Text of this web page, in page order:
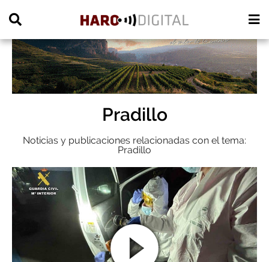
Pradillo
Noticias y publicaciones relacionadas con el tema:
Pradillo